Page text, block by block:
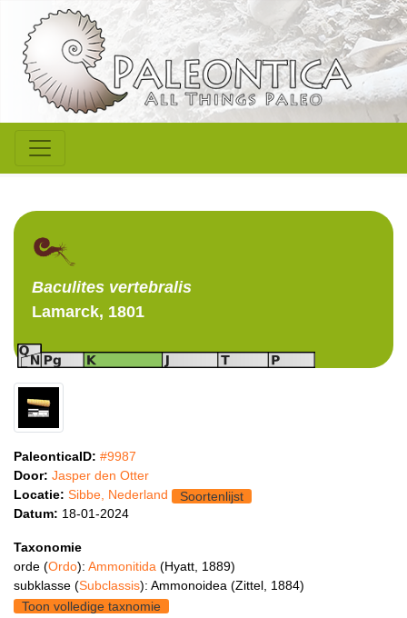
Baculites vertebralis
Lamarck, 1801
PaleonticaID: #9987
Door: Jasper den Otter
Locatie: Sibbe, Nederland
Soortenlijst
Datum: 18-01-2024
Taxonomie
orde (Ordo): Ammonitida (Hyatt, 1889)
subklasse (Subclassis): Ammonoidea (Zittel, 1884)
Toon volledige taxnomie